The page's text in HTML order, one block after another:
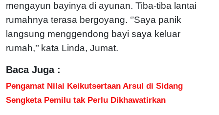
mengayun bayinya di ayunan. Tiba-tiba lantai
rumahnya terasa bergoyang. ‘’Saya panik
langsung menggendong bayi saya keluar
rumah,’’ kata Linda, Jumat.
Baca Juga :
Pengamat Nilai Keikutsertaan Arsul di Sidang
Sengketa Pemilu tak Perlu Dikhawatirkan